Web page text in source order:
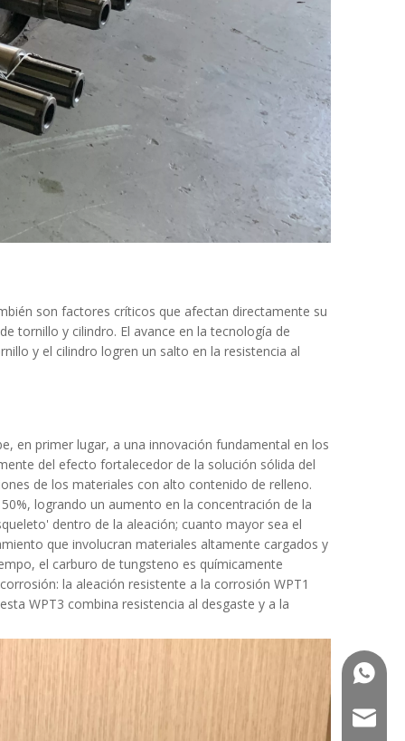
son factores críticos que afectan directamente su
tornillo y cilindro. El avance en la tecnología de
y el cilindro logren un salto en la resistencia al
en primer lugar, a una innovación fundamental en los
del efecto fortalecedor de la solución sólida del
de los materiales con alto contenido de relleno.
logrando un aumento en la concentración de la
dentro de la aleación; cuanto mayor sea el
que involucran materiales altamente cargados y
el carburo de tungsteno es químicamente
la aleación resistente a la corrosión WPT1
WPT3 combina resistencia al desgaste y a la
+86-